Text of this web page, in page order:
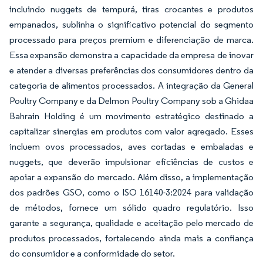
incluindo nuggets de tempurá, tiras crocantes e produtos
empanados, sublinha o significativo potencial do segmento
processado para preços premium e diferenciação de marca.
Essa expansão demonstra a capacidade da empresa de inovar
e atender a diversas preferências dos consumidores dentro da
categoria de alimentos processados. A integração da General
Poultry Company e da Delmon Poultry Company sob a Ghidaa
Bahrain Holding é um movimento estratégico destinado a
capitalizar sinergias em produtos com valor agregado. Esses
incluem ovos processados, aves cortadas e embaladas e
nuggets, que deverão impulsionar eficiências de custos e
apoiar a expansão do mercado. Além disso, a implementação
dos padrões GSO, como o ISO 16140-3:2024 para validação
de métodos, fornece um sólido quadro regulatório. Isso
garante a segurança, qualidade e aceitação pelo mercado de
produtos processados, fortalecendo ainda mais a confiança
do consumidor e a conformidade do setor.